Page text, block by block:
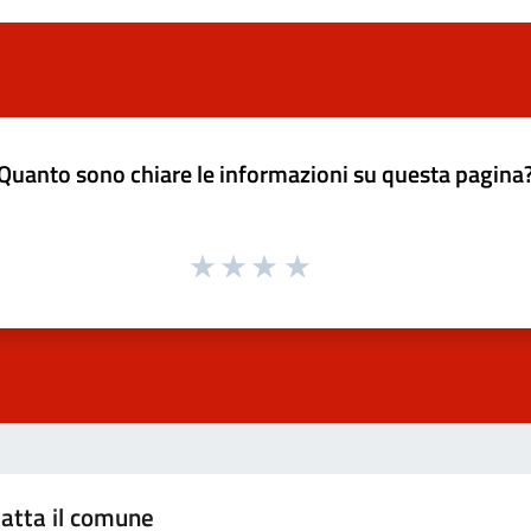
sono chiare le informazioni su questa
il comune